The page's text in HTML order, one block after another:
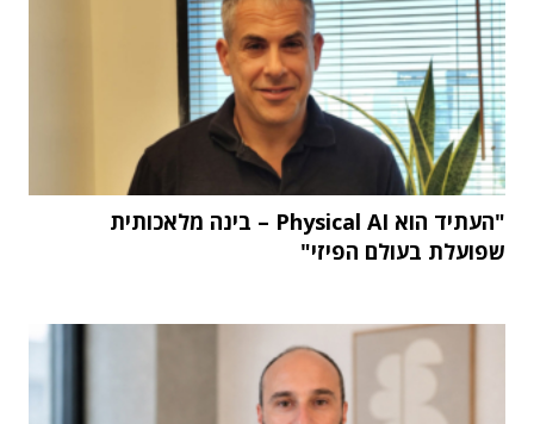
"העתיד הוא Physical AI – בינה מלאכותית
שפועלת בעולם הפיזי"